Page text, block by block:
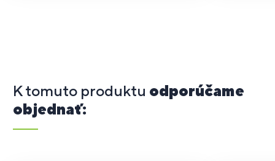
K tomuto produktu odporúčame
objednať: